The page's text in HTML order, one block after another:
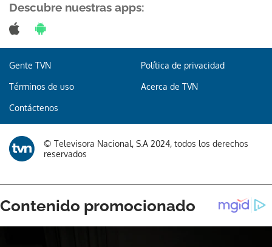
Descubre nuestras apps:
Gente TVN Política de privacidad
Términos de uso Acerca de TVN
Contáctenos
© Televisora Nacional, S.A 2024, todos los derechos
reservados